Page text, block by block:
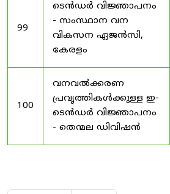
99
ടെൻഡർ വിജ്ഞാപനം
- സംസ്ഥാന വന
വികസന ഏജൻസി,
കേരളം
100
വനവൽക്കരണ
പ്രവൃത്തികൾക്കുള്ള ഇ-
ടെൻഡർ വിജ്ഞാപനം
- തെന്മല ഡിവിഷൻ